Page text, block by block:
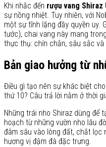
Khi nhắc đến rượu vang Shiraz
sự nồng nhiệt. Tuy nhiên, với
một sự tĩnh lặng đầy quyền uy.
tước), chai vang này mang
thực thụ: chín chắn, sâu sắc và
Bản giao hưởng từ
Điều gì tạo nên sự khác biệt
thứ 10? Câu trả lời nằm ở thời
Những trái nho Shiraz dùng để
hoạch từ những vườn nho lâu
đâm sâu vào lòng đất, chắt lọc
hương vị đậm đà đặc trưng.